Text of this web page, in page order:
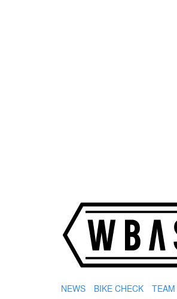
NEWS BIKE CHECK TEAM